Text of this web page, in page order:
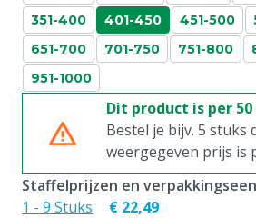
351-400
401-450 451-500
651-700
701-750 751-800
951-1000
Dit product is per
Bestel je bijv. 5 stuks
weergegeven prijs is
Staffelprijzen en
1 - 9 Stuks
€ 22,49